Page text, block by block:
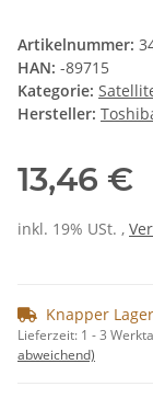
Artikelnummer:
HAN: -89715
Kategorie:
Hersteller:
13,46 €
inkl. 19% USt. ,
Knapper
Lieferzeit: 1 - 3
abweichend)